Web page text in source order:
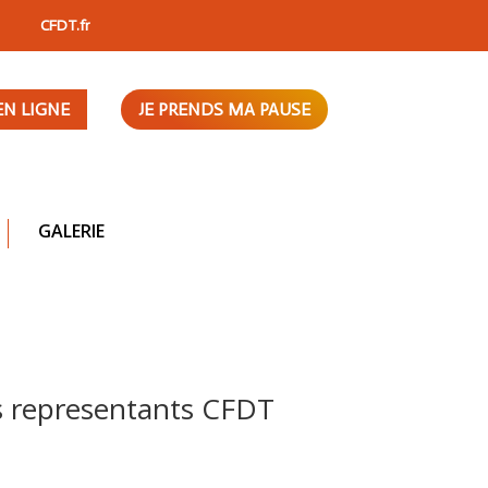
CFDT.fr
LIGNE JE PRENDS MA PAUSE
GALERIE
representants CFDT